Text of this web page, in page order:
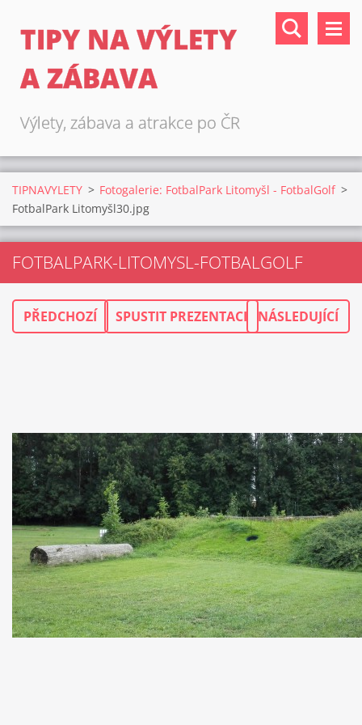
TIPY NA VÝLETY
A ZÁBAVA
Výlety, zábava a atrakce po ČR
TIPNAVYLETY > Fotogalerie: FotbalPark Litomyšl - FotbalGolf >
FotbalPark Litomyšl30.jpg
FOTBALPARK-LITOMYSL-FOTBALGOLF
PŘEDCHOZÍ SPUSTIT PREZENTACI NÁSLEDUJÍCÍ